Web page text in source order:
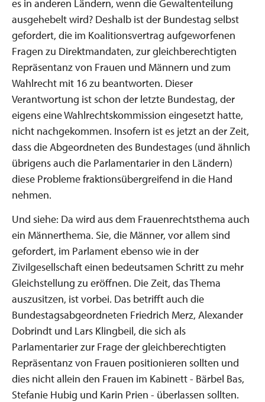
es in anderen Ländern, wenn die Gewaltenteilung
ausgehebelt wird? Deshalb ist der Bundestag selbst
gefordert, die im Koalitionsvertrag aufgeworfenen
Fragen zu Direktmandaten, zur gleichberechtigten
Repräsentanz von Frauen und Männern und zum
Wahlrecht mit 16 zu beantworten. Dieser
Verantwortung ist schon der letzte Bundestag, der
eigens eine Wahlrechtskommission eingesetzt hatte,
nicht nachgekommen. Insofern ist es jetzt an der Zeit,
dass die Abgeordneten des Bundestages (und ähnlich
übrigens auch die Parlamentarier in den Ländern)
diese Probleme fraktionsübergreifend in die Hand
nehmen.
Und siehe: Da wird aus dem Frauenrechtsthema auch
ein Männerthema. Sie, die Männer, vor allem sind
gefordert, im Parlament ebenso wie in der
Zivilgesellschaft einen bedeutsamen Schritt zu mehr
Gleichstellung zu eröffnen. Die Zeit, das Thema
auszusitzen, ist vorbei. Das betrifft auch die
Bundestagsabgeordneten Friedrich Merz, Alexander
Dobrindt und Lars Klingbeil, die sich als
Parlamentarier zur Frage der gleichberechtigten
Repräsentanz von Frauen positionieren sollten und
dies nicht allein den Frauen im Kabinett - Bärbel Bas,
Stefanie Hubig und Karin Prien - überlassen sollten.